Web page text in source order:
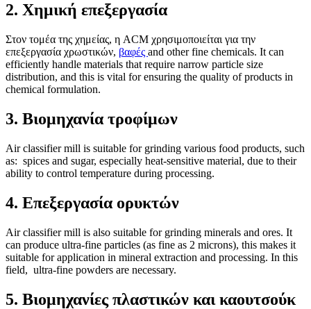
2. Χημική επεξεργασία
Στον τομέα της χημείας, η ACM χρησιμοποιείται για την
επεξεργασία χρωστικών, βαφές and other fine chemicals. It can
efficiently handle materials that require narrow particle size
distribution, and this is vital for ensuring the quality of products in
chemical formulation.
3. Βιομηχανία τροφίμων
Air classifier mill is suitable for grinding various food products, such
as: spices and sugar, especially heat-sensitive material, due to their
ability to control temperature during processing.
4. Επεξεργασία ορυκτών
Air classifier mill is also suitable for grinding minerals and ores. It
can produce ultra-fine particles (as fine as 2 microns), this makes it
suitable for application in mineral extraction and processing. In this
field, ultra-fine powders are necessary.
5. Βιομηχανίες πλαστικών και καουτσούκ